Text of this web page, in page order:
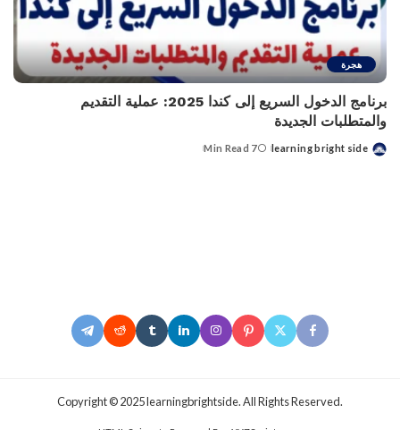
هجرة
برنامج الدخول السريع إلى كندا 2025: عملية التقديم
والمتطلبات الجديدة
Posted
learning bright side
7 Min Read
.Copyright © 2025 learningbrightside. All Rights Reserved